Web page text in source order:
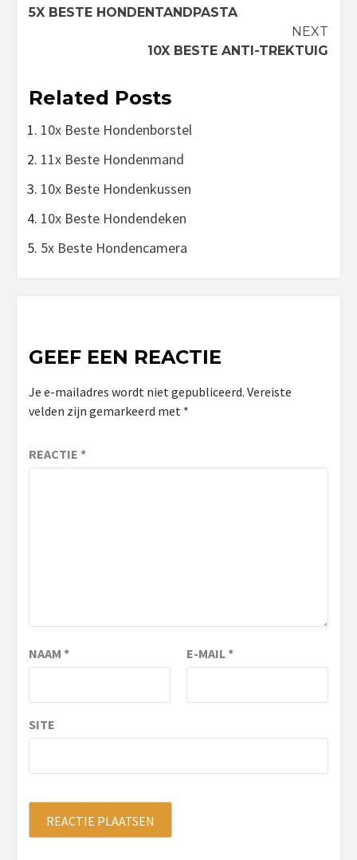
5X BESTE HONDENTANDPASTA
NEXT
10X BESTE ANTI-TREKTUIG
Related Posts
10x Beste Hondenborstel
11x Beste Hondenmand
10x Beste Hondenkussen
10x Beste Hondendeken
5x Beste Hondencamera
GEEF EEN REACTIE
Je e-mailadres wordt niet gepubliceerd. Vereiste
velden zijn gemarkeerd met *
REACTIE *
NAAM * E-MAIL*
SITE